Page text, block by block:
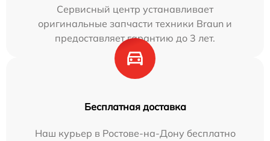
Сервисный центр устанавливает
оригинальные запчасти техники Braun и
предоставляет гарантию до 3 лет.
Бесплатная доставка
Наш курьер в Ростове-на-Дону бесплатно